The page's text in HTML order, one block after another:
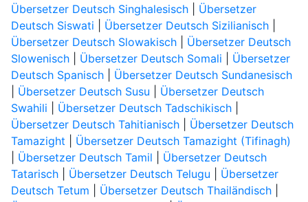
Übersetzer Deutsch Singhalesisch| Übersetzer
Deutsch Siswati
Übersetzer Deutsch Sizilianisch|
Übersetzer Deutsch Slowakisch| Übersetzer Deutsch
Slowenisch| Übersetzer Deutsch Somali
Übersetzer
Deutsch Spanisch| Übersetzer Deutsch Sundanesisch
Übersetzer Deutsch Susu
Übersetzer Deutsch
Swahili
Übersetzer Deutsch Tadschikisch|
Übersetzer Deutsch Tahitianisch| Übersetzer Deutsch
Tamazight
Übersetzer Deutsch Tamazight (Tifinagh)
Übersetzer Deutsch Tamil
Übersetzer Deutsch
Tatarisch| Übersetzer Deutsch Telugu
Übersetzer
Deutsch Tetum
Übersetzer Deutsch Thailändisch|